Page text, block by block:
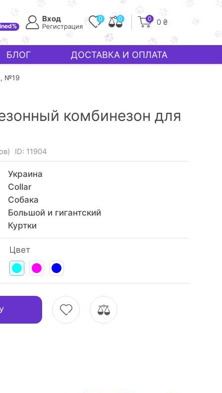
Вход
Регистрация
0 0 0 0 ₴
БЛОГ ДОСТАВКА И ОПЛАТА
№19
комбинезон для
ID: 11904
Украина
Collar
Собака
Большой и гигантский
Куртки
Цвет